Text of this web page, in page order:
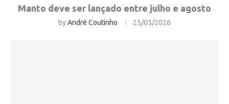
Manto deve ser lançado entre julho e agosto
byAndré Coutinho 25/05/2026